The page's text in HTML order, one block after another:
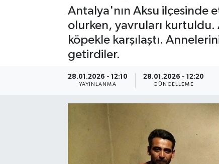
Antalya'nın Aksu ilçesinde
olurken, yavruları kurtuldu.
köpekle karşılaştı.
getirdiler.
28.01.2026 - 12:10
YAYINLANMA
28.01.2026 - 12:20
GÜNCELLEME